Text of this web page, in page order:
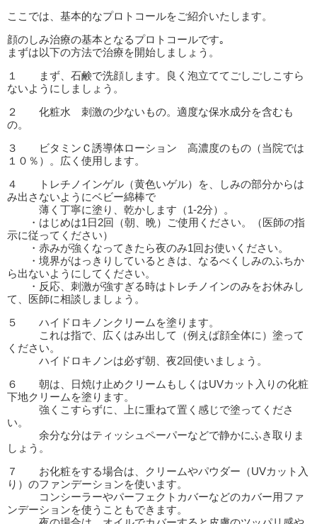
ここでは、基本的なプロトコールをご紹介いたします。
顔のしみ治療の基本となるプロトコールです｡
まずは以下の方法で治療を開始しましょう。
１ まず、石鹸で洗顔します。良く泡立ててごしごしこすら
ないようにしましょう。
２ 化粧水 刺激の少ないもの。適度な保水成分を含むも
の。
３ ビタミンＣ誘導体ローション 高濃度のもの（当院では
１０％）。広く使用します。
４ トレチノインゲル（黄色いゲル）を、しみの部分からは
み出さないようにベビー綿棒で
薄く丁寧に塗り、乾かします（1-2分）。
・はじめは1日2回（朝、晩）ご使用ください。（医師の指
示に従ってください）
・赤みが強くなってきたら夜のみ1回お使いください。
・境界がはっきりしているときは、なるべくしみのふちか
ら出ないようにしてください。
・反応、刺激が強すぎる時はトレチノインのみをお休みし
て、医師に相談しましょう。
５ ハイドロキノンクリームを塗ります。
これは指で、広くはみ出して（例えば顔全体に）塗って
ください。
ハイドロキノンは必ず朝、夜2回使いましょう。
６ 朝は、日焼け止めクリームもしくはUVカット入りの化粧
下地クリームを塗ります。
強くこすらずに、上に重ねて置く感じで塗ってくださ
い。
余分な分はティッシュペーパーなどで静かにふき取りま
しょう。
７ お化粧をする場合は、クリームやパウダー（UVカット入
り）のファンデーションを使います。
コンシーラーやパーフェクトカバーなどのカバー用ファ
ンデーションを使うこともできます。